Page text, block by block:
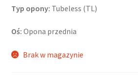
Typ opony: Tubeless (TL)
Oś: Opona przednia
Brak w magazynie